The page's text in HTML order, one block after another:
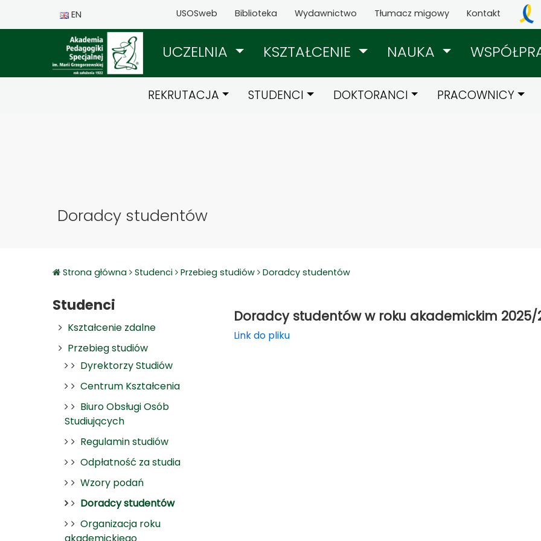
EN USOSweb Biblioteka Wydawnictwo Tłumacz migowy Kontakt
UCZELNIA KSZTAŁCENIE NAUKA
REKRUTACJA STUDENCI DOKTORANCI PRACOWNICY
Doradcy studentów
Strona główna Studenci Przebieg studiów Doradcy studentów
Studenci
Kształcenie zdalne
Przebieg studiów
Dyrektorzy Studiów
Centrum Kształcenia
Biuro Obsługi Osób
Studiujących
Regulamin studiów
Odpłatność za studia
Wzory podań
Doradcy studentów
Organizacja roku
Doradcy studentów w roku akademickim 2025/
Link do pliku